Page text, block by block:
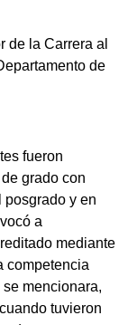
de la Carrera al
de
fueron
grado con
posgrado y en
a
mediante
competencia
mencionara,
tuvieron